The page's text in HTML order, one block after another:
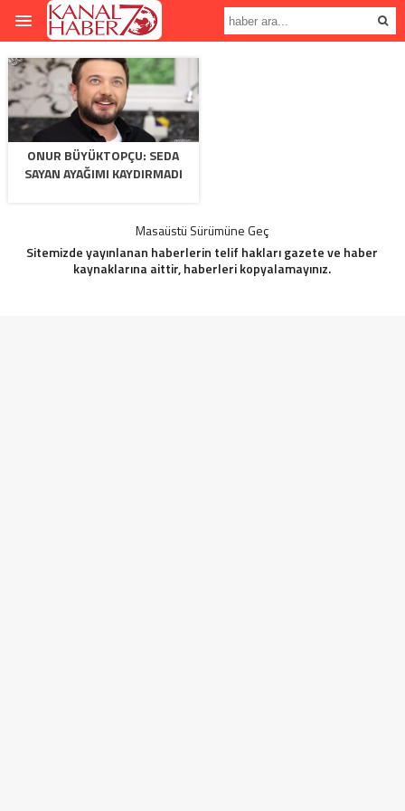
ONUR BÜYÜKTOPÇU: SEDA
SAYAN AYAĞIMI KAYDIRMADI
Masaüstü Sürümüne Geç
Sitemizde yayınlanan haberlerin telif hakları gazete ve haber
kaynaklarına aittir, haberleri kopyalamayınız.